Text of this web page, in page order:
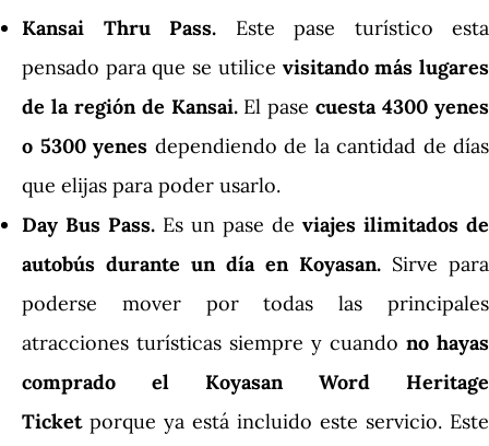
Kansai Thru Pass. Este pase turístico esta
pensado para que se utilice visitando más lugares
de la región de Kansai.El pasecuesta 4300 yenes
o 5300 yenes dependiendo de la cantidad de días
que elijas para poder usarlo.
Day Bus Pass. Es un pase de viajes ilimitados de
autobús durante un día en Koyasan. Sirve para
poderse mover por todas las principales
atracciones turísticas siempre y cuando no hayas
comprado el
Koyasan Word Heritage
Ticket porque ya está incluido este servicio. Este